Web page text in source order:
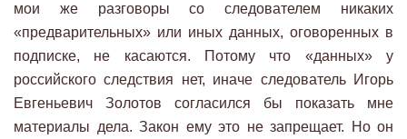
мои же разговоры со следователем никаких
«предварительных» или иных данных, оговоренных в
подписке, не касаются. Потому что «данных» у
российского следствия нет, иначе следователь Игорь
Евгеньевич Золотов согласился бы показать мне
материалы дела. Закон ему это не запрещает. Но он